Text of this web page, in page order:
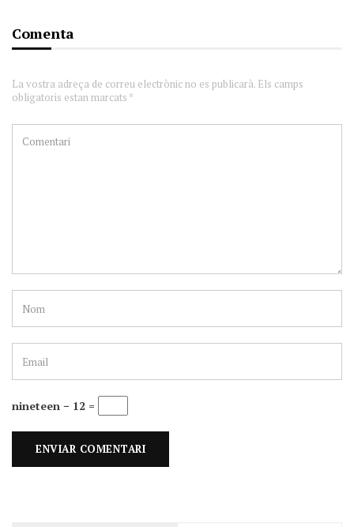
Comenta
La vostra adreça de correu electrònic no es publicarà. Els camps
obligatoris estan marcats *
nineteen − 12 =